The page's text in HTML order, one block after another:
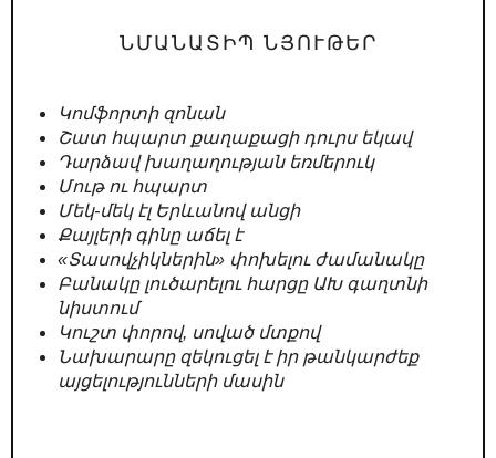
ՆՄԱՆԱՏԻՊ ՆՅՈՒԹԵՐ
Կոմֆորտի զոնան
Շատ հպարտ քաղաքացի դուրս եկավ
Դարձավ խաղաղության եռմերուկ
Մութ ու հպարտ
Մեկ-մեկ էլ Երևանով անցի
Քայլերի գինը աճել է
«Տասովչիկներին» փոխելու ժամանակը
Բանակը լուծարելու հարցը ԱԽ գաղտնի
նիստում
Կուշտ փորով, սոված մտքով
Նախարարը զեկուցել է իր թանկարժեք
այցելությունների մասին